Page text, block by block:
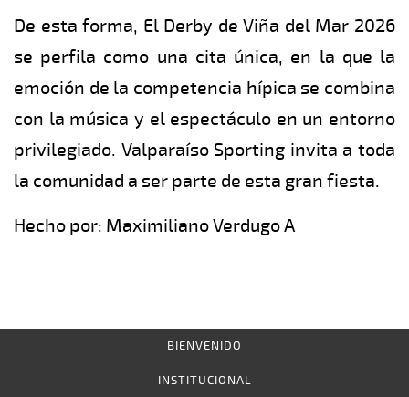
De esta forma, El Derby de Viña del Mar 2026
se perfila como una cita única, en la que la
emoción de la competencia hípica se combina
con la música y el espectáculo en un entorno
privilegiado. Valparaíso Sporting invita a toda
la comunidad a ser parte de esta gran fiesta.
Hecho por: Maximiliano Verdugo A
BIENVENIDO
INSTITUCIONAL